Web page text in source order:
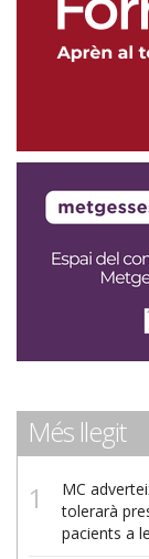
Més llegit
MC
tolerarà
pacients a